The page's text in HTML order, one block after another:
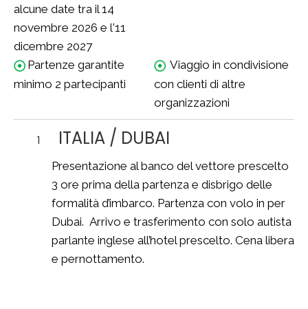
alcune date tra il 14
novembre 2026 e l'11
dicembre 2027
Partenze garantite
minimo 2 partecipanti
Viaggio in condivisione
con clienti di altre
organizzazioni
1 ITALIA / DUBAI
Presentazione al banco del vettore prescelto
3 ore prima della partenza e disbrigo delle
formalità d’imbarco. Partenza con volo in per
Dubai. Arrivo e trasferimento con solo autista
parlante inglese all’hotel prescelto. Cena libera
e pernottamento.